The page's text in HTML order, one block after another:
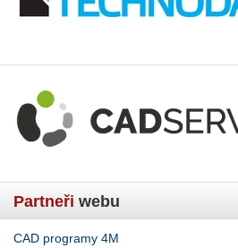
Partneři webu
CAD programy 4M